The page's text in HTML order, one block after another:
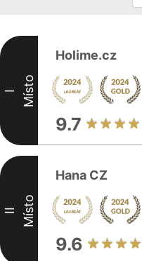
I Místo
Holime.cz
9.7
II Místo
Hana CZ
9.6